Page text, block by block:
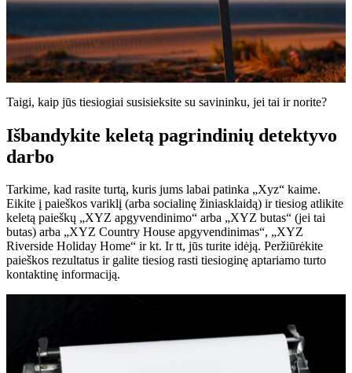
Taigi, kaip jūs tiesiogiai susisieksite su savininku, jei tai ir norite?
Išbandykite keletą pagrindinių detektyvo
darbo
Tarkime, kad rasite turtą, kuris jums labai patinka „Xyz“ kaime.
Eikite į paieškos variklį (arba socialinę žiniasklaidą) ir tiesiog atlikite
keletą paieškų „XYZ apgyvendinimo“ arba „XYZ butas“ (jei tai
butas) arba „XYZ Country House apgyvendinimas“, „XYZ
Riverside Holiday Home“ ir kt. Ir tt, jūs turite idėją. Peržiūrėkite
paieškos rezultatus ir galite tiesiog rasti tiesioginę aptariamo turto
kontaktinę informaciją.